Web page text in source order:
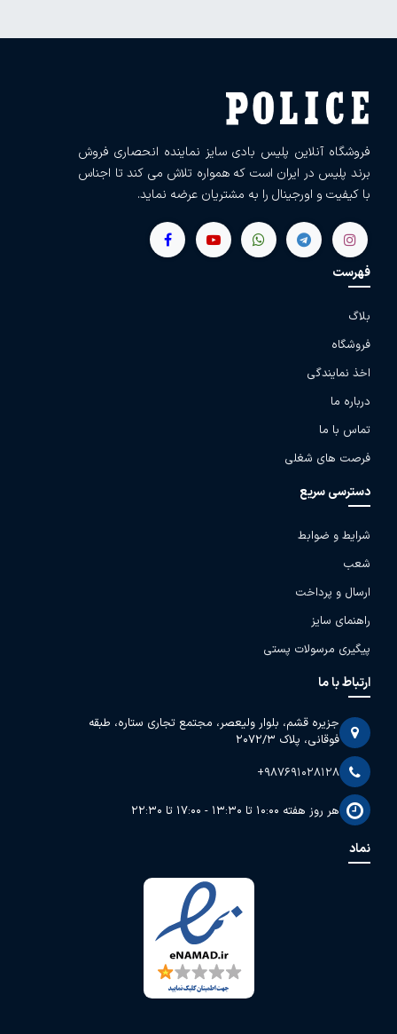
فروشگاه آنلاین پلیس بادی سایز نماینده انحصاری فروش
برند پلیس در ایران است که همواره تلاش می کند تا اجناس
با کیفیت و اورجینال را به مشتریان عرضه نماید.
فهرست
بلاگ
فروشگاه
اخذ نمایندگی
درباره ما
تماس با ما
فرصت های شغلی
دسترسی سریع
شرایط و ضوابط
شعب
ارسال و پرداخت
راهنمای سایز
پیگیری مرسولات پستی
ارتباط با ما
جزیره قشم، بلوار ولیعصر، مجتمع تجاری ستاره، طبقه
فوقانی، پلاک 2072/3
+987691028128
هر روز هفته 10:00 تا 13:30 - 17:00 تا 22:30
نماد